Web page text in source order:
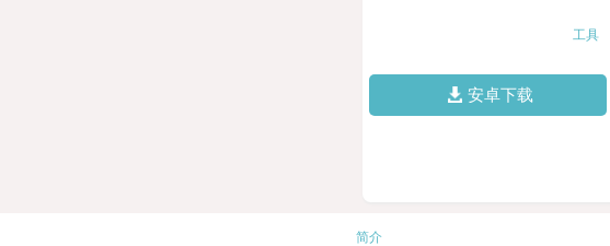
工具
安卓下载
简介